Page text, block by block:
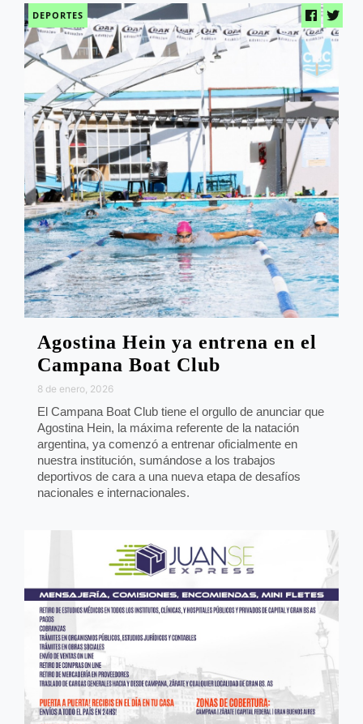
DEPORTES
Agostina Hein ya entrena en el
Campana Boat Club
8 de enero, 2026
El Campana Boat Club tiene el orgullo de anunciar que
Agostina Hein, la máxima referente de la natación
argentina, ya comenzó a entrenar oficialmente en
nuestra institución, sumándose a los trabajos
deportivos de cara a una nueva etapa de desafíos
nacionales e internacionales.